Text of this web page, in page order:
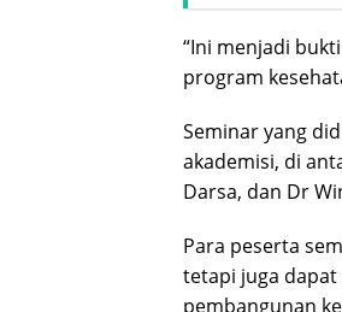
“Ini menjadi
program
Seminar yang
akademisi, di
Darsa, dan Dr
Para peserta
tetapi juga
pembangunan